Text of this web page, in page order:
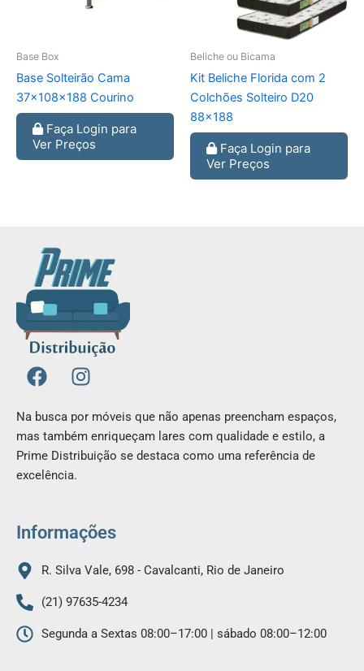
Base Box
Base Solteirão Cama
37x108x188 Courino
Faça Login para
Ver Preços
Beliche ou Bicama
Kit Beliche Florida com 2
Colchões Solteiro D20
88×188
Faça Login para
Ver Preços
F
a
c
e
b
o
o
I
n
t
a
g
m
Na busca por móveis que não apenas preencham espaços,
mas também enriqueçam lares com qualidade e estilo, a
Prime Distribuição se destaca como uma referência de
excelência.
Informações
R. Silva Vale, 698 - Cavalcanti, Rio de Janeiro
(21) 97635-4234
Segunda a Sextas 08:00–17:00 | sábado 08:00–12:00